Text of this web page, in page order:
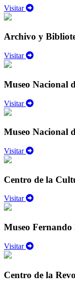
Visitar
Archivo y
Visitar
Museo Nacional
Visitar
Museo Nacional
Visitar
Centro de la
Visitar
Museo Fernando
Visitar
Centro de la